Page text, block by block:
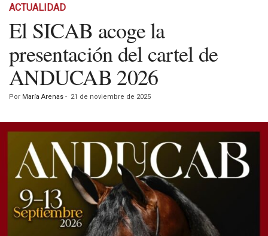
ACTUALIDAD
El SICAB acoge la
presentación del cartel de
ANDUCAB 2026
Por María Arenas - 21 de noviembre de 2025